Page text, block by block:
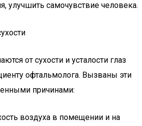
улучшить самочувствие человека.
от сухости и усталости глаз
офтальмолога. Вызваны эти
причинами:
воздуха в помещении и на